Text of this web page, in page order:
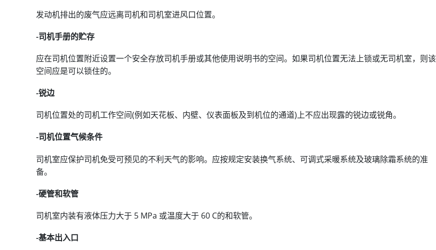
发动机排出的废气应远离司机和司机室进风口位置。
-司机手册的贮存
应在司机位置附近设置一个安全存放司机手册或其他使用说明书的空间。如果司机位置无法上锁或无司机室，则该
空间应是可以锁住的。
-锐边
司机位置处的司机工作空间(例如天花板、内壁、仪表面板及到机位的通道)上不应出现露的锐边或锐角。
-司机位置气候条件
司机室应保护司机免受可预见的不利天气的影响。应按规定安装换气系统、可调式采暖系统及玻璃除霜系统的准
备。
-硬管和软管
司机室内装有液体压力大于 5 MPa 或温度大于 60 C的和软管。
-基本出入口